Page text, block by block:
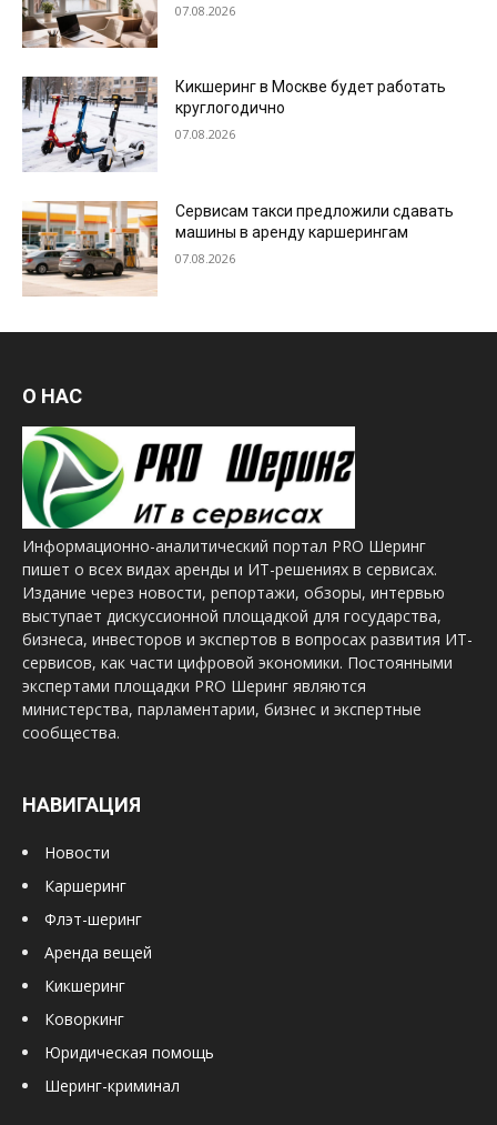
07.08.2026
Кикшеринг в Москве будет работать
круглогодично
07.08.2026
Сервисам такси предложили сдавать
машины в аренду каршерингам
07.08.2026
О НАС
Информационно-аналитический портал PRO Шеринг
пишет о всех видах аренды и ИТ-решениях в сервисах.
Издание через новости, репортажи, обзоры, интервью
выступает дискуссионной площадкой для государства,
бизнеса, инвесторов и экспертов в вопросах развития ИТ-
сервисов, как части цифровой экономики. Постоянными
экспертами площадки PRO Шеринг являются
министерства, парламентарии, бизнес и экспертные
сообщества.
НАВИГАЦИЯ
Новости
Каршеринг
Флэт-шеринг
Аренда вещей
Кикшеринг
Коворкинг
Юридическая помощь
Шеринг-криминал